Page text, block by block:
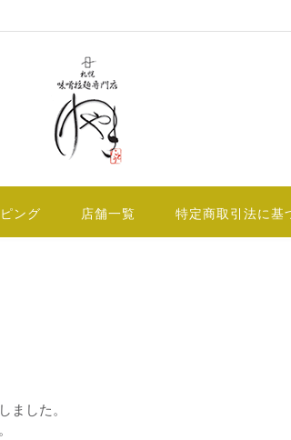
ング 店舗一覧 特定商取引法に基
ました。